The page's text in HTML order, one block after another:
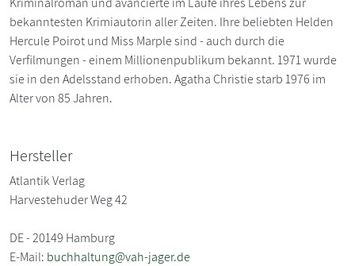
bekanntesten Krimiautorin aller Zeiten. Ihre beliebten Helden
Hercule Poirot und Miss Marple sind - auch durch die
Verfilmungen - einem Millionenpublikum bekannt. 1971 wurde
sie in den Adelsstand erhoben. Agatha Christie starb 1976 im
Alter von 85 Jahren.
Hersteller
Atlantik Verlag
Harvestehuder Weg 42
DE - 20149 Hamburg
E-Mail: buchhaltung@vah-jager.de